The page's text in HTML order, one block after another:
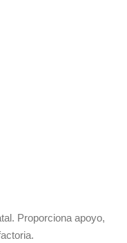
Proporciona apoyo,